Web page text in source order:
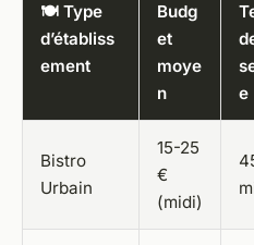
🍽️ Type
d’établiss
ement
Budg
et
moye
n
e
Bistro
Urbain
15-25
€
(midi)